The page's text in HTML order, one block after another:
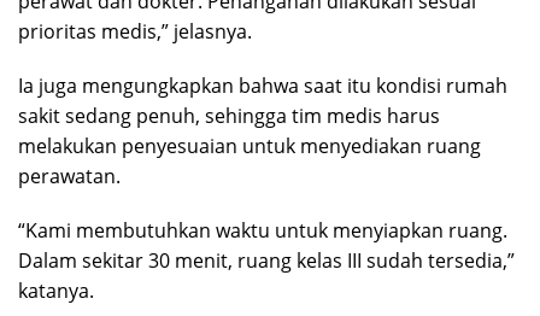
prioritas medis,” jelasnya.
Ia juga mengungkapkan bahwa saat itu kondisi rumah
sakit sedang penuh, sehingga tim medis harus
melakukan penyesuaian untuk menyediakan ruang
perawatan.
“Kami membutuhkan waktu untuk menyiapkan ruang.
Dalam sekitar 30 menit, ruang kelas III sudah tersedia,”
katanya.